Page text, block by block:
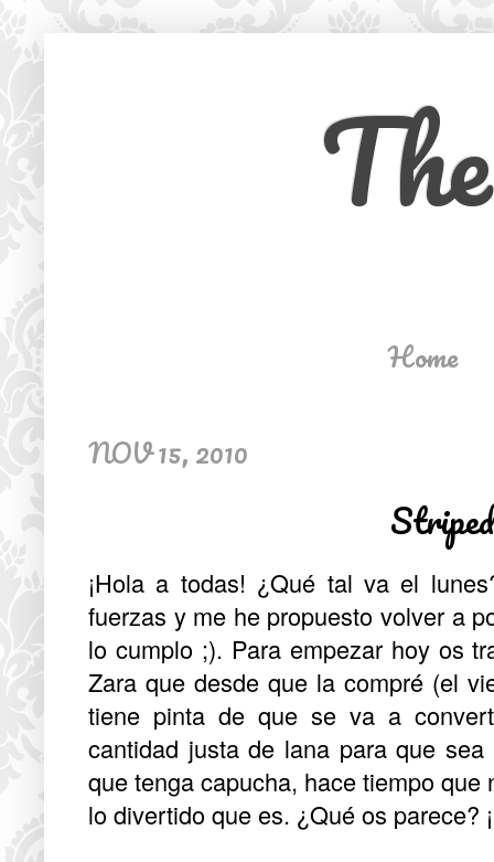
Home
NOV 15, 2010
¡Hola a todas! ¿Qué tal va el
fuerzas y me he propuesto volver a
lo cumplo ;). Para empezar hoy os
Zara que desde que la compré (el
tiene pinta de que se va a
cantidad justa de lana para que
que tenga capucha, hace tiempo
lo divertido que es. ¿Qué os parece?